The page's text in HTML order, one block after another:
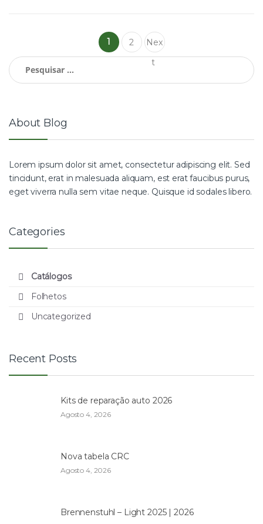
Navegação
de
artigos
1 2
Nex
t
Pesquisar
por:
About Blog
Lorem ipsum dolor sit amet, consectetur adipiscing elit. Sed
tincidunt, erat in malesuada aliquam, est erat faucibus purus,
eget viverra nulla sem vitae neque. Quisque id sodales libero.
Categories
Catálogos
Folhetos
Uncategorized
Recent Posts
Kits de reparação auto 2026
Agosto 4, 2026
Nova tabela CRC
Agosto 4, 2026
Brennenstuhl – Light 2025 | 2026